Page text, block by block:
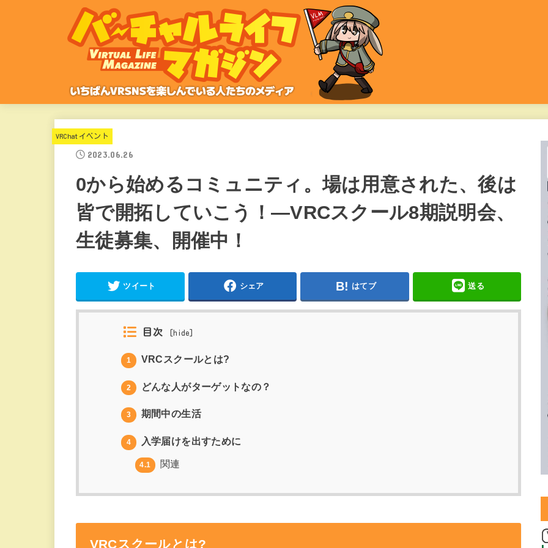
VRChatイベント
2023.06.26
0から始めるコミュニティ。場は用意された、後は
皆で開拓していこう！―VRCスクール8期説明会、
生徒募集、開催中！
ツイート シェア はてブ 送る
目次 hide
1 VRCスクールとは?
2 どんな人がターゲットなの？
3 期間中の生活
4 入学届けを出すために
4.1 関連
VRCスクールとは?